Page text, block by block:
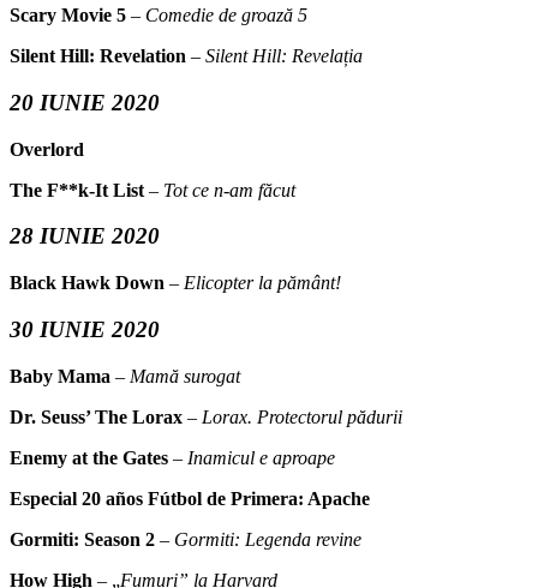
Scary Movie 5 – Comedie de groază 5
Silent Hill: Revelation – Silent Hill: Revelația
20 IUNIE 2020
Overlord
The F**k-It List – Tot ce n-am făcut
28 IUNIE 2020
Black Hawk Down – Elicopter la pământ!
30 IUNIE 2020
Baby Mama – Mamă surogat
Dr. Seuss’ The Lorax – Lorax. Protectorul pădurii
Enemy at the Gates – Inamicul e aproape
Especial 20 años Fútbol de Primera: Apache
Gormiti: Season 2 – Gormiti: Legenda revine
How High – „Fumuri” la Harvard